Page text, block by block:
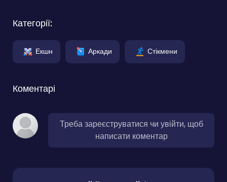
Категорії:
Екшн Аркади Стікмени
Коментарі
Треба зареєструватися чи увійти, щоб
написати коментар